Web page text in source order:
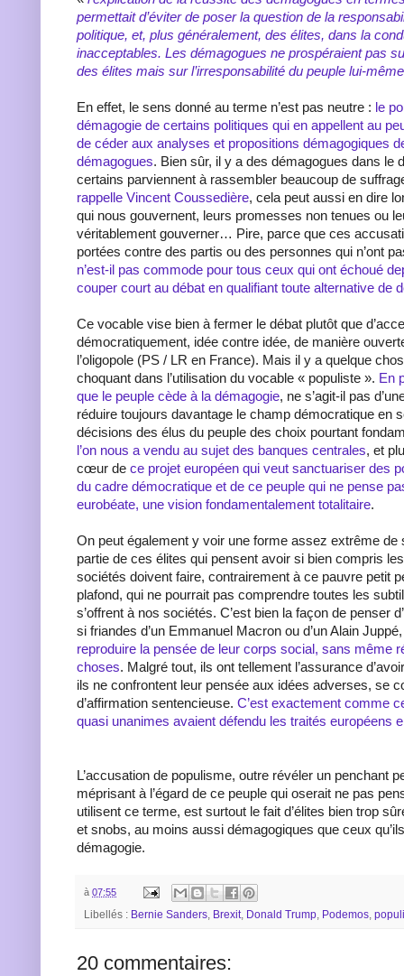
permettait d’éviter de poser la question de la
politique, et, plus généralement, des élites, dans la
inacceptables. Les démagogues ne prospéraient pas
des élites mais sur l’irresponsabilité du peuple lui-
En effet, le sens donné au terme n’est pas neutre : le
démagogie de certains politiques qui en appellent au
de céder aux analyses et propositions démagogiques
démagogues. Bien sûr, il y a des démagogues dans le
certains parviennent à rassembler beaucoup de
rappelle Vincent Coussedière, cela peut aussi en dire
qui nous gouvernent, leurs promesses non tenues ou
véritablement gouverner… Pire, parce que ces
portées contre des partis ou des personnes qui n’ont
n’est-il pas commode pour tous ceux qui ont échoué
couper court au débat en qualifiant toute alternative de
Ce vocable vise bien à fermer le débat plutôt que
démocratiquement, idée contre idée, de manière
l’oligopole (PS / LR en France). Mais il y a quelque
choquant dans l’utilisation du vocable « populiste ». En
que le peuple cède à la démagogie, ne s’agit-il pas
réduire toujours davantage le champ démocratique en
décisions des élus du peuple des choix pourtant
l’on nous a vendu au sujet des banques centrales, et
cœur de ce projet européen qui veut sanctuariser des
du cadre démocratique et de ce peuple qui ne pense
eurobéate, une vision fondamentalement totalitaire.
On peut également y voir une forme assez extrême de
partie de ces élites qui pensent avoir si bien compris
sociétés doivent faire, contrairement à ce pauvre petit
plafond, qui ne pourrait pas comprendre toutes les
s’offrent à nos sociétés. C’est bien la façon de penser
si friandes d’un Emmanuel Macron ou d’un Alain
reproduire la pensée de leur corps social, sans même
choses. Malgré tout, ils ont tellement l’assurance
ils ne confrontent leur pensée aux idées adverses, se
d’affirmation sentencieuse. C’est exactement comme
quasi unanimes avaient défendu les traités européens
L’accusation de populisme, outre révéler un penchant
méprisant à l’égard de ce peuple qui oserait ne pas
utilisent ce terme, est surtout le fait d’élites bien trop
et snobs, au moins aussi démagogiques que ceux
démagogie.
à 07:55
Libellés : Bernie Sanders, Brexit, Donald Trump, Podemos,
20 commentaires: